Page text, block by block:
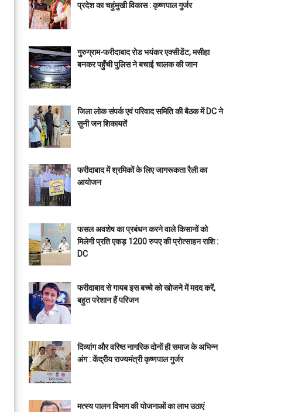
प्रदेश का चहुंमुखी विकास : कृष्णपाल गुर्जर
गुरुग्राम-फरीदाबाद रोड भयंकर एक्सीडेंट, मसीहा
बनकर पहुँची पुलिस ने बचाई चालक की जान
जिला लोक संपर्क एवं परिवाद समिति की बैठक में DC ने
सुनी जन शिकायतें
फरीदाबाद में श्रमिकों के लिए जागरूकता रैली का
आयोजन
फसल अवशेष का प्रबंधन करने वाले किसानों को
मिलेगी प्रति एकड़ 1200 रुपए की प्रोत्साहन राशि :
DC
फरीदाबाद से गायब इस बच्चे को खोजने में मदद करें,
बहुत परेशान हैं परिजन
दिव्यांग और वरिष्ठ नागरिक दोनों ही समाज के अभिन्न
अंग : केंद्रीय राज्यमंत्री कृष्णपाल गुर्जर
मत्स्य पालन विभाग की योजनाओं का लाभ उठाएं